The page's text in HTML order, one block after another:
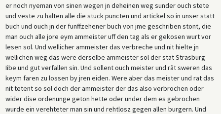
er noch nyeman von sinen wegen jn deheinen weg sunder ouch stete
und veste zu halten alle die stuck puncten und artickel so in unser statt
buch und ouch jn der funffzehener buch von jme geschriben stont, die
man ouch alle jore eym ammeister uff den tag als er gekosen wurt vor
lesen sol. Und wellicher ammeister das verbreche und nit hielte jn
wellichen weg das were derselbe ammeister sol der stat Strasburg
Iibe und gut verfallen sin. Und sollent ouch meister und rät sweren das
keym faren zu lossen by jren eiden. Were aber das meister und rat das
nit tetent so sol doch der ammeister der das also verbrochen oder
wider dise ordenunge geton hette oder under dem es gebrochen
wurde ein verehteter man sin und rehtlosz gegen allen burgern. Und